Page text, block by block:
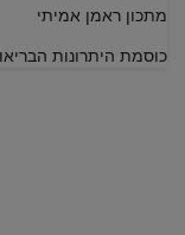
מתכון ראמן אמיתי
כוסמת היתרונות